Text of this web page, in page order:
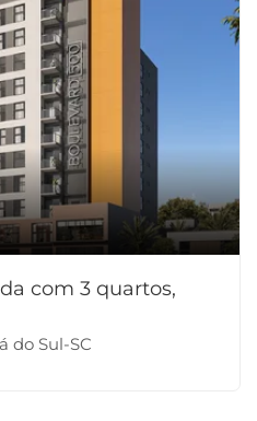
com 3 quartos,
do Sul-SC